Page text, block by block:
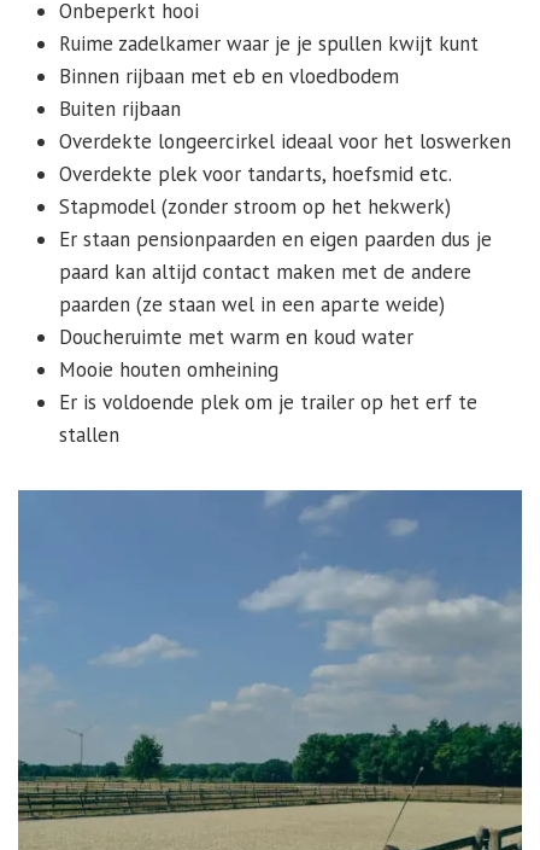
Onbeperkt hooi
Ruime zadelkamer waar je je spullen kwijt kunt
Binnen rijbaan met eb en vloedbodem
Buiten rijbaan
Overdekte longeercirkel ideaal voor het loswerken
Overdekte plek voor tandarts, hoefsmid etc.
Stapmodel (zonder stroom op het hekwerk)
Er staan pensionpaarden en eigen paarden dus je
paard kan altijd contact maken met de andere
paarden (ze staan wel in een aparte weide)
Doucheruimte met warm en koud water
Mooie houten omheining
Er is voldoende plek om je trailer op het erf te
stallen